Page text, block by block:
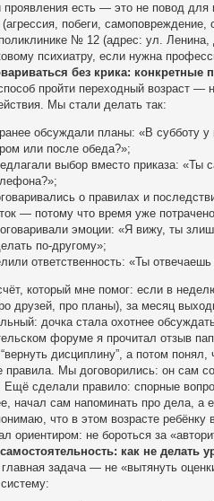
проявления есть — это не повод для
побеги,
№ 12 (адрес: ул.
психиатру, если нужна
без крика: конкретные
пройти переходный возраст —
Мы стали делать так:
обсуждали планы: «В субботу
или после обеда?»;
выбор вместо приказа: «Ты
о правилах и
— потому что время уже
эмоции: «Я вижу, ты
по-другому»;
ответственность: «Ты
который мне помог: если в
друзей, про планы), за месяц
дочка стала охотнее
форуме я прочитал отзыв
дисциплину”, а потом
правила. Мы договорились: он сам
Ещё сделали правило: спорные
начал сам напоминать про дела, а
что в этом возрасте
ориентиром: не бороться за
как не делать
задача — не «вытянуть